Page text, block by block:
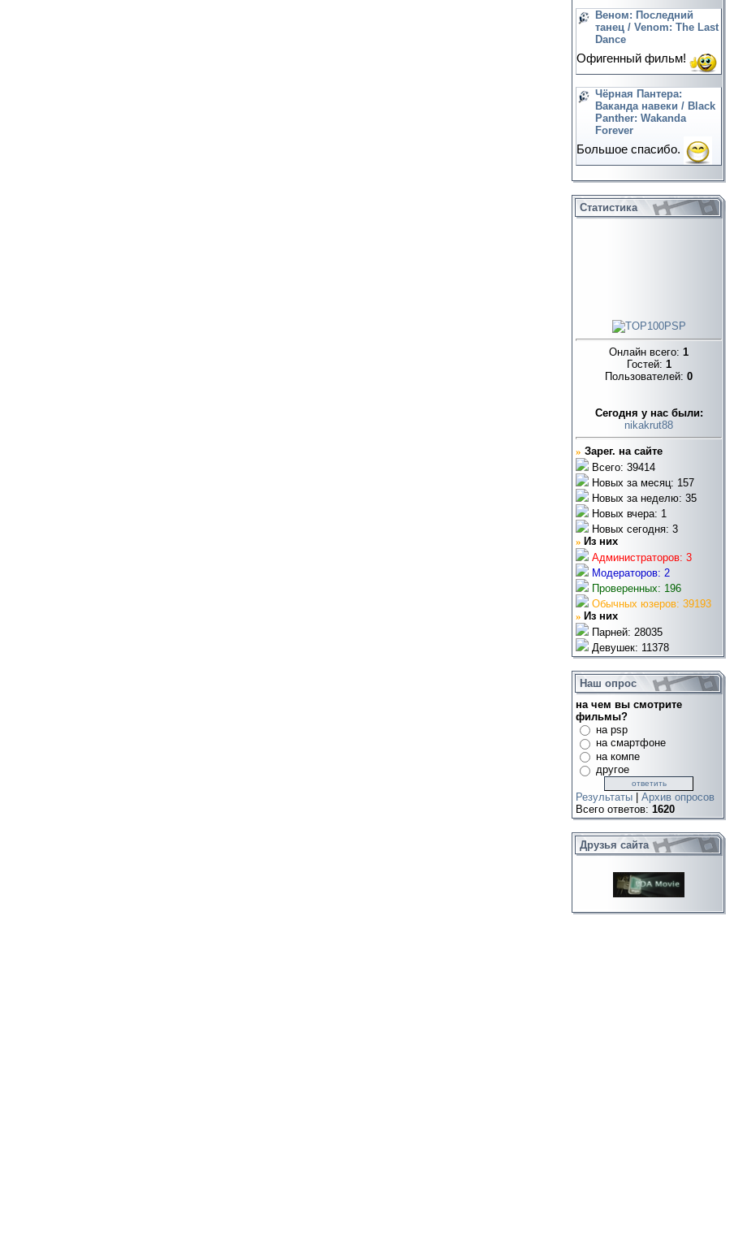
Веном: Последний
танец / Venom: The Last
Dance
Офигенный фильм!
Чёрная Пантера:
Ваканда навеки / Black
Panther: Wakanda
Forever
Большое спасибо.
Статистика
Онлайн всего: 1
Гостей: 1
Пользователей: 0
Cегодня у нас были:
nikakrut88
» Зарег. на сайте
Всего: 39414
Новых за месяц: 157
Новых за неделю: 35
Новых вчера: 1
Новых сегодня: 3
» Из них
Администраторов: 3
Модераторов: 2
Проверенных: 196
Обычных юзеров: 39193
» Из них
Парней: 28035
Девушек: 11378
Наш опрос
на чем вы смотрите
фильмы?
на psp
на смартфоне
на компе
другое
Результаты
Архив опросов
Всего ответов: 1620
Друзья сайта